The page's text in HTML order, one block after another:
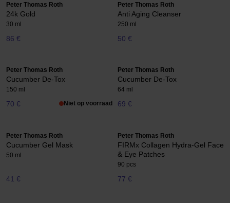
Peter Thomas Roth
24k Gold
30 ml
86 €
Peter Thomas Roth
Anti Aging Cleanser
250 ml
50 €
Peter Thomas Roth
Cucumber De-Tox
150 ml
70 € Niet op voorraad
Peter Thomas Roth
Cucumber De-Tox
64 ml
69 €
Peter Thomas Roth
Cucumber Gel Mask
50 ml
41 €
Peter Thomas Roth
FIRMx Collagen Hydra-Gel Face
& Eye Patches
90 pcs
77 €